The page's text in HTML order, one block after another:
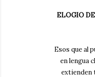
ELOGIO
Esos que al
en lengua
extienden